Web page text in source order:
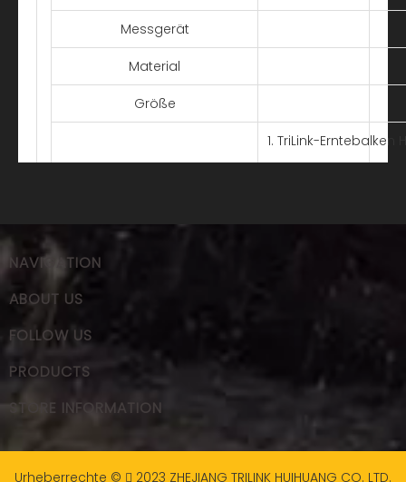
Messgerät
Material
Größe
1. TriLink-
anspruchsvollen
Schäden an der
mehrschichtige
NAVIGATION
ABOUT US
FOLLOW US
PRODUCTS
STORE INFORMATION
Urheberrechte ©  2023 ZHEJIANG TRILINK HUIHUANG CO. LTD.